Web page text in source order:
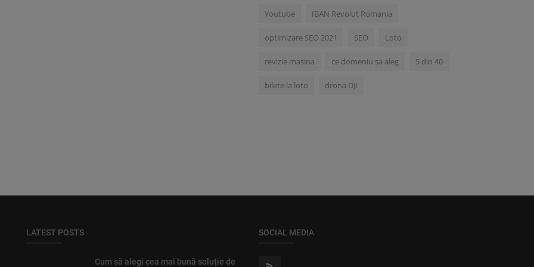
Youtube IBAN Revolut Romania
optimizare SEO 2021 SEO Loto
revizie masina ce domeniu sa aleg 5 din 40
bilete la loto drona DJI
LATEST POSTS
Cum să alegi cea mai bună soluție de
SOCIAL MEDIA